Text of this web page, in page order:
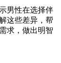
男性在选择伴
这些差异，帮
求，做出明智